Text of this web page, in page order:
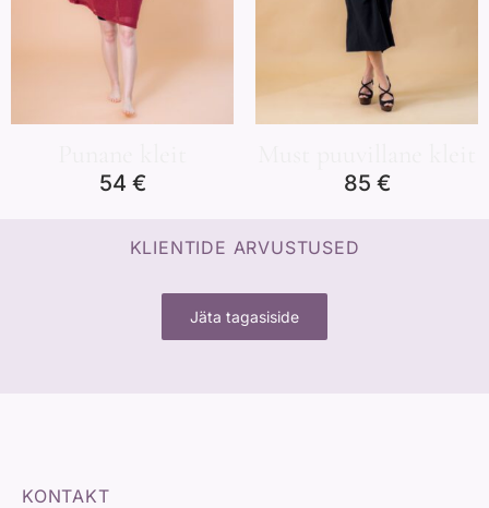
54 € 85 €
KLIENTIDE ARVUSTUSED
Jäta tagasiside
KONTAKT